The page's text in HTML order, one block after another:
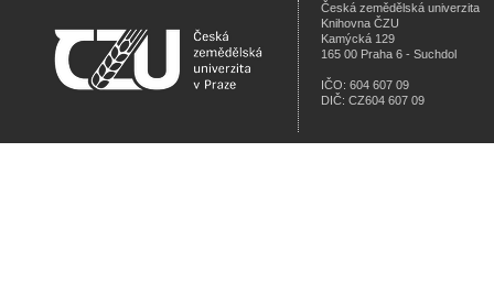
Česká zemědělská univerzita
Knihovna ČZU
Kamýcká 129
165 00 Praha 6 - Suchdol
IČO: 604 607 09
DIČ: CZ604 607 09